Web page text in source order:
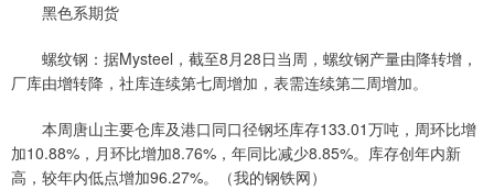
黑色系期货
螺纹钢：据Mysteel，截至8月28日当周，螺纹钢产量由降转增，
厂库由增转降，社库连续第七周增加，表需连续第二周增加。
本周唐山主要仓库及港口同口径钢坯库存133.01万吨，周环比增
加10.88%，月环比增加8.76%，年同比减少8.85%。库存创年内新
高，较年内低点增加96.27%。（我的钢铁网）